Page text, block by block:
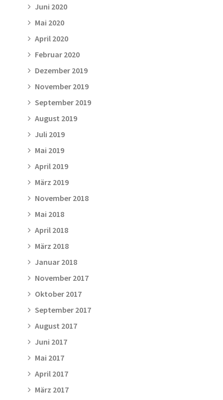
Juni 2020
Mai 2020
April 2020
Februar 2020
Dezember 2019
November 2019
September 2019
August 2019
Juli 2019
Mai 2019
April 2019
März 2019
November 2018
Mai 2018
April 2018
März 2018
Januar 2018
November 2017
Oktober 2017
September 2017
August 2017
Juni 2017
Mai 2017
April 2017
März 2017